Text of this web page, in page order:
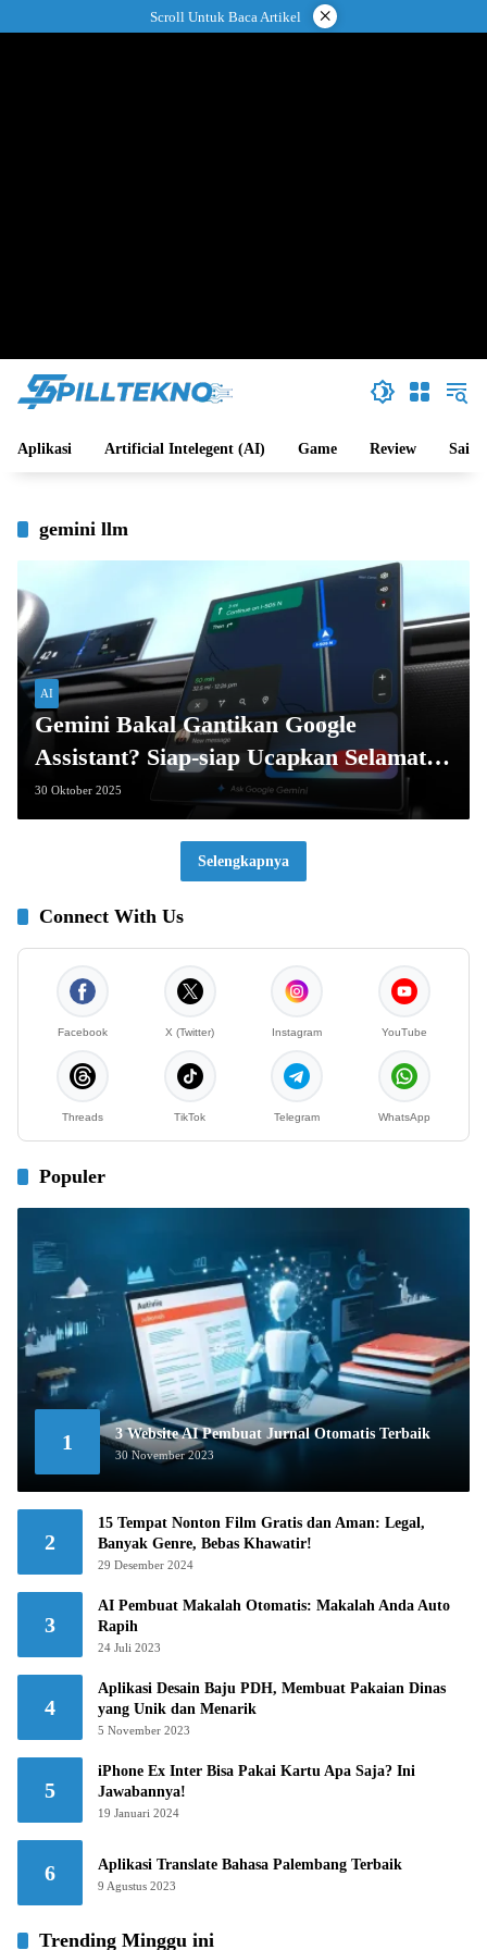
ke
Scroll Untuk Baca Artikel ×
Aplikasi Artificial Intelegent (AI) Game Review Sains
gemini llm
AI
Gemini Bakal Gantikan Google
Assistant? Siap-siap Ucapkan Selamat
Tinggal!
30 Oktober 2025
Selengkapnya
Connect With Us
Facebook X (Twitter) Instagram YouTube
Threads TikTok Telegram WhatsApp
Populer
1 3 Website AI Pembuat Jurnal Otomatis Terbaik
30 November 2023
2
15 Tempat Nonton Film Gratis dan Aman: Legal,
Banyak Genre, Bebas Khawatir!
29 Desember 2024
3
AI Pembuat Makalah Otomatis: Makalah Anda Auto
Rapih
24 Juli 2023
4
Aplikasi Desain Baju PDH, Membuat Pakaian Dinas
yang Unik dan Menarik
5 November 2023
5
iPhone Ex Inter Bisa Pakai Kartu Apa Saja? Ini
Jawabannya!
19 Januari 2024
6 Aplikasi Translate Bahasa Palembang Terbaik
9 Agustus 2023
Trending Minggu ini